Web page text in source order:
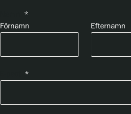
*
Förnamn
Efternamn
*